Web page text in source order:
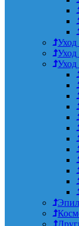
Уход
Уход
Уход